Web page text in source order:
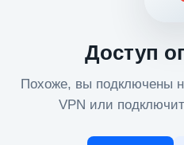
Доступ
Похоже, вы подключены
VPN или